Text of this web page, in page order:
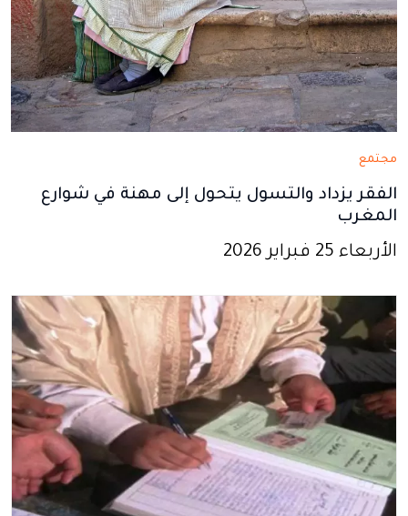
مجتمع
الفقر يزداد والتسول يتحول إلى مهنة في شوارع
المغرب
الأربعاء 25 فبراير 2026